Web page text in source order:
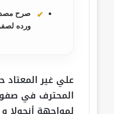
صرح
ورده
علي غير
المحترف في صفوف